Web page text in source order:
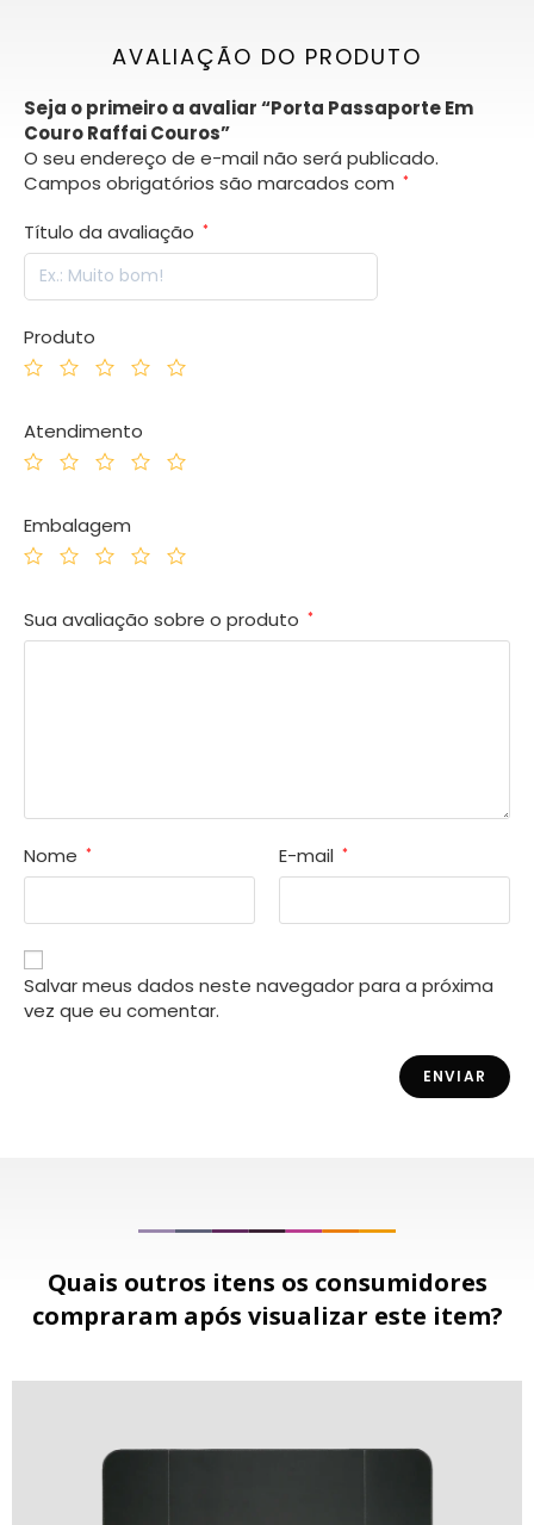
AVALIAÇÃO DO PRODUTO
Seja o primeiro a avaliar “Porta Passaporte Em
Couro Raffai Couros”
O seu endereço de e-mail não será publicado.
Campos obrigatórios são marcados com *
Título da avaliação *
Produto
Atendimento
Embalagem
Sua avaliação sobre o produto *
Nome * E-mail *
Salvar meus dados neste navegador para a próxima
vez que eu comentar.
Quais outros itens os consumidores
compraram após visualizar este item?